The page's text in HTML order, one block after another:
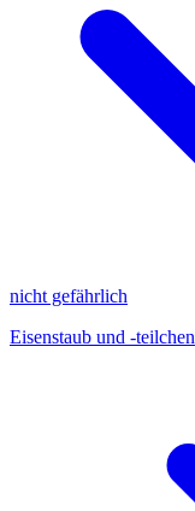
nicht gefährlich
Eisenstaub und -teilchen